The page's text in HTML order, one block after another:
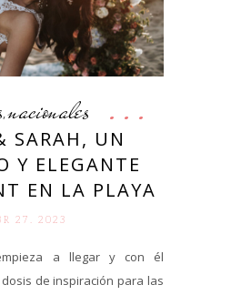
,nacionales
SARAH, UN
Y ELEGANTE
EN LA PLAYA
27. 2023
a llegar y con él
de inspiración para las